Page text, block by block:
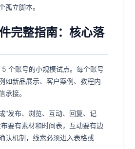
孤立脚本。
完整指南：核心落
个账号的小规模试点。每个账号
如新品展示、客户案例、教程内
承接。
“发布、浏览、互动、回复、记
要有素材和时间表，互动要有边
认机制，线索必须进入表格或